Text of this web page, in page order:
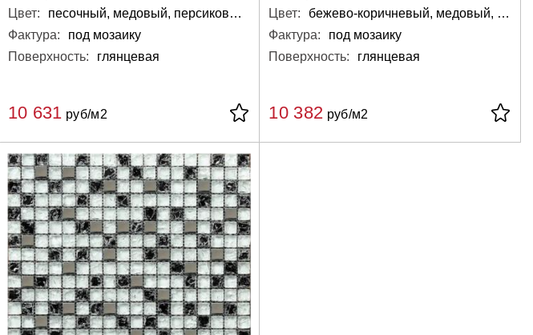
Цвет:
песочный, медовый, персиковый, салатовый, кварцевый, светло-серый, бежевый
Фактура:
под мозаику
Поверхность:
глянцевая
10 631 руб/м2
Цвет:
бежево-коричневый, медовый, кварцевый, светло-серый, серебряный, серый, бежевый
Фактура:
под мозаику
Поверхность:
глянцевая
10 382 руб/м2